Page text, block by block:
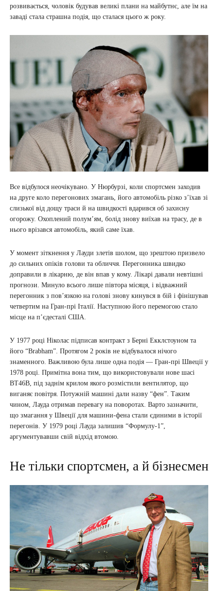
розвивається, чоловік будував великі плани на майбутнє, але їм на
заваді стала страшна подія, що сталася цього ж року.
Все відбулося неочікувано. У Нюрбурзі, коли спортсмен заходив
на друге коло перегонових змагань, його автомобіль різко з’їхав зі
слизької від дощу траси й на швидкості вдарився об захисну
огорожу. Охоплений полум’ям, болід знову виїхав на трасу, де в
нього врізався автомобіль, який саме їхав.
У момент зіткнення у Лауди злетів шолом, що зрештою призвело
до сильних опіків голови та обличчя. Перегонника швидко
доправили в лікарню, де він впав у кому. Лікарі давали невтішні
прогнози. Минуло всього лише півтора місяця, і відважний
перегонник з пов’язкою на голові знову кинувся в бій і фінішував
четвертим на Гран-прі Італії. Наступною його перемогою стало
місце на п’єдесталі США.
У 1977 році Ніколас підписав контракт з Берні Екклстоуном та
його “Brabham”. Протягом 2 років не відбувалося нічого
знаменного. Важливою була лише одна подія — Гран-прі Швеції у
1978 році. Примітна вона тим, що використовували нове шасі
ВТ46В, під заднім крилом якого розмістили вентилятор, що
виганяє повітря. Потужній машині дали назву “фен”. Таким
чином, Лауда отримав перевагу на поворотах. Варто зазначити,
що змагання у Швеції для машини-фена стали єдиними в історії
перегонів. У 1979 році Лауда залишив “Формулу-1”,
аргументувавши свій відхід втомою.
Не тільки спортсмен, а й бізнесмен